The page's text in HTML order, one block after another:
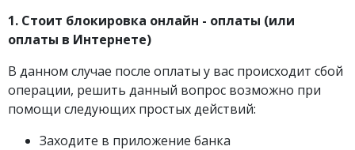
1. Стоит блокировка онлайн - оплаты (или
оплаты в Интернете)
В данном случае после оплаты у вас происходит сбой
операции, решить данный вопрос возможно при
помощи следующих простых действий:
Заходите в приложение банка